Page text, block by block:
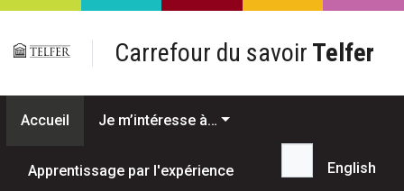
Passer au contenu principal
Carrefour du savoir Telfer
Accueil Je m’intéresse à…
Apprentissage par l'expérience
Recherche...
English